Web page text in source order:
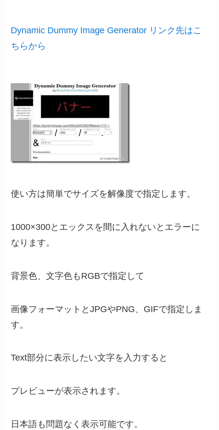
Dynamic Dummy Image Generator リンク先はこ
ちらから
使い方は簡単でサイズを解像度で指定します。
1000×300とエックスを間に入れないとエラーに
なります。
背景色、文字色もRGBで指定して
画像フォーマットとJPGやPNG、GIFで指定しま
す。
Text部分に表示したい文字を入力すると
プレビューが表示されます。
日本語も問題なく表示可能です。